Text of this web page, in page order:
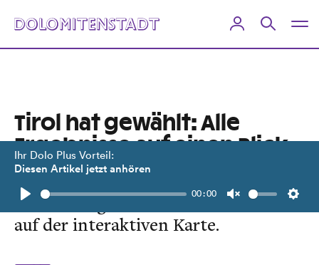
Ihr Dolo Plus Vorteil:
Diesen Artikel jetzt anhören
Play
00:00
Unmute
Tirol hat gewählt: Alle
Ergebnisse auf einen Blick
Viele Gemeinden im Bundesland sind
bereits ausgezählt. Hier ein Überblick
auf der interaktiven Karte.